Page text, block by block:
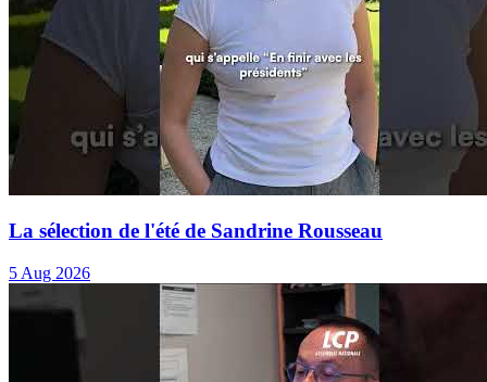
La sélection de l'été de Sandrine Rousseau
5 Aug 2026